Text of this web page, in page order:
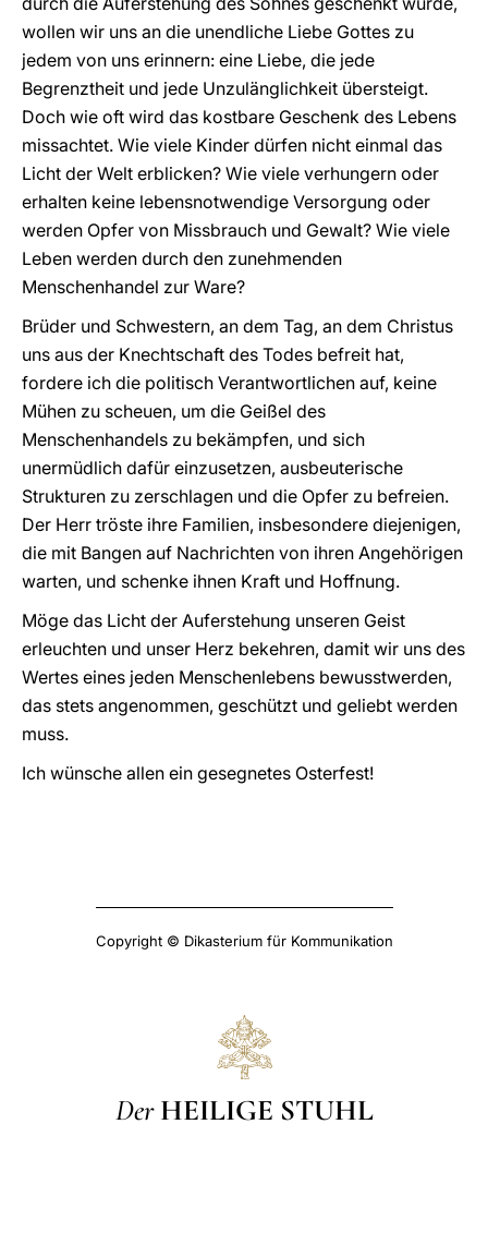
wollen wir uns an die unendliche Liebe Gottes zu
jedem von uns erinnern: eine Liebe, die jede
Begrenztheit und jede Unzulänglichkeit übersteigt.
Doch wie oft wird das kostbare Geschenk des Lebens
missachtet. Wie viele Kinder dürfen nicht einmal das
Licht der Welt erblicken? Wie viele verhungern oder
erhalten keine lebensnotwendige Versorgung oder
werden Opfer von Missbrauch und Gewalt? Wie viele
Leben werden durch den zunehmenden
Menschenhandel zur Ware?
Brüder und Schwestern, an dem Tag, an dem Christus
uns aus der Knechtschaft des Todes befreit hat,
fordere ich die politisch Verantwortlichen auf, keine
Mühen zu scheuen, um die Geißel des
Menschenhandels zu bekämpfen, und sich
unermüdlich dafür einzusetzen, ausbeuterische
Strukturen zu zerschlagen und die Opfer zu befreien.
Der Herr tröste ihre Familien, insbesondere diejenigen,
die mit Bangen auf Nachrichten von ihren Angehörigen
warten, und schenke ihnen Kraft und Hoffnung.
Möge das Licht der Auferstehung unseren Geist
erleuchten und unser Herz bekehren, damit wir uns des
Wertes eines jeden Menschenlebens bewusstwerden,
das stets angenommen, geschützt und geliebt werden
muss.
Ich wünsche allen ein gesegnetes Osterfest!
Copyright © Dikasterium für Kommunikation
Der HEILIGE STUHL